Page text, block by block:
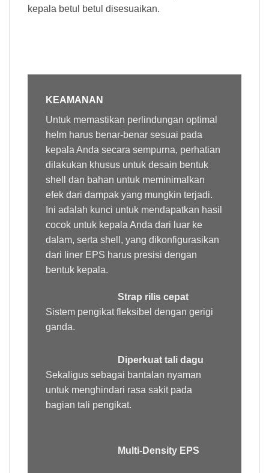
kepala betul betul disesuaikan.
KEAMANAN
Untuk memastikan perlindungan optimal
helm harus benar-benar sesuai pada
kepala Anda secara sempurna, perhatian
dilakukan khusus untuk desain bentuk
shell dan bahan untuk meminimalkan
efek dari dampak yang mungkin terjadi.
Ini adalah kunci untuk mendapatkan hasil
cocok untuk kepala Anda dari luar ke
dalam, serta shell, yang dikonfigurasikan
dari liner EPS harus presisi dengan
bentuk kepala.
Strap rilis cepat
Sistem pengikat fleksibel dengan gerigi
ganda.
Diperkuat tali dagu
Sekaligus sebagai bantalan nyaman
untuk menghindari rasa sakit pada
bagian tali pengikat.
Multi-Density EPS